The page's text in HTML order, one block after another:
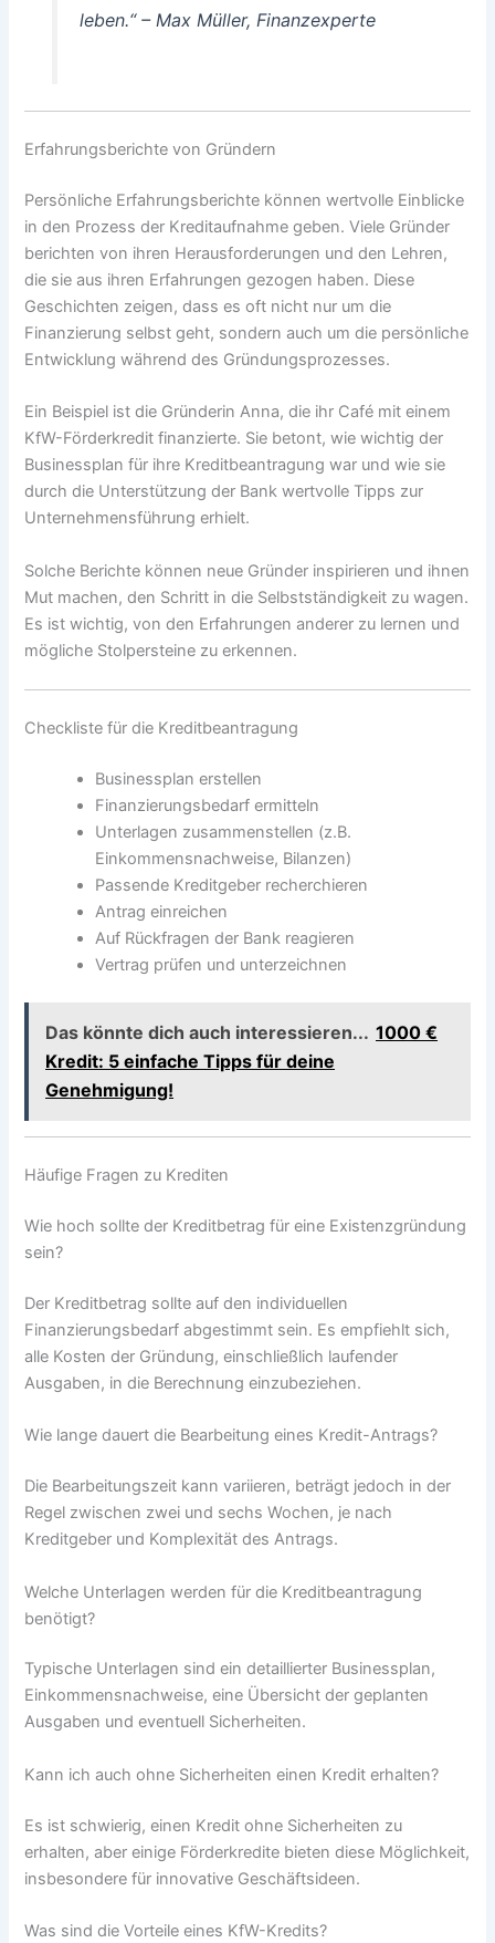
leben.“ – Max Müller, Finanzexperte
Erfahrungsberichte von Gründern
Persönliche Erfahrungsberichte können wertvolle Einblicke
in den Prozess der Kreditaufnahme geben. Viele Gründer
berichten von ihren Herausforderungen und den Lehren,
die sie aus ihren Erfahrungen gezogen haben. Diese
Geschichten zeigen, dass es oft nicht nur um die
Finanzierung selbst geht, sondern auch um die persönliche
Entwicklung während des Gründungsprozesses.
Ein Beispiel ist die Gründerin Anna, die ihr Café mit einem
KfW-Förderkredit finanzierte. Sie betont, wie wichtig der
Businessplan für ihre Kreditbeantragung war und wie sie
durch die Unterstützung der Bank wertvolle Tipps zur
Unternehmensführung erhielt.
Solche Berichte können neue Gründer inspirieren und ihnen
Mut machen, den Schritt in die Selbstständigkeit zu wagen.
Es ist wichtig, von den Erfahrungen anderer zu lernen und
mögliche Stolpersteine zu erkennen.
Checkliste für die Kreditbeantragung
Businessplan erstellen
Finanzierungsbedarf ermitteln
Unterlagen zusammenstellen (z.B.
Einkommensnachweise, Bilanzen)
Passende Kreditgeber recherchieren
Antrag einreichen
Auf Rückfragen der Bank reagieren
Vertrag prüfen und unterzeichnen
Das könnte dich auch interessieren... 1000 €
Kredit: 5 einfache Tipps für deine
Genehmigung!
Häufige Fragen zu Krediten
Wie hoch sollte der Kreditbetrag für eine Existenzgründung
sein?
Der Kreditbetrag sollte auf den individuellen
Finanzierungsbedarf abgestimmt sein. Es empfiehlt sich,
alle Kosten der Gründung, einschließlich laufender
Ausgaben, in die Berechnung einzubeziehen.
Wie lange dauert die Bearbeitung eines Kredit-Antrags?
Die Bearbeitungszeit kann variieren, beträgt jedoch in der
Regel zwischen zwei und sechs Wochen, je nach
Kreditgeber und Komplexität des Antrags.
Welche Unterlagen werden für die Kreditbeantragung
benötigt?
Typische Unterlagen sind ein detaillierter Businessplan,
Einkommensnachweise, eine Übersicht der geplanten
Ausgaben und eventuell Sicherheiten.
Kann ich auch ohne Sicherheiten einen Kredit erhalten?
Es ist schwierig, einen Kredit ohne Sicherheiten zu
erhalten, aber einige Förderkredite bieten diese Möglichkeit,
insbesondere für innovative Geschäftsideen.
Was sind die Vorteile eines KfW-Kredits?